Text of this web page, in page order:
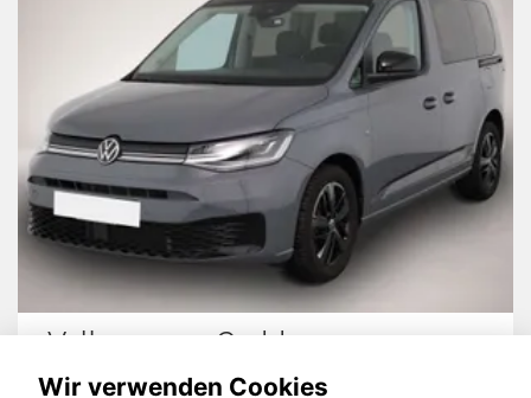
Dacia Bigster
Wir verwenden Cookies